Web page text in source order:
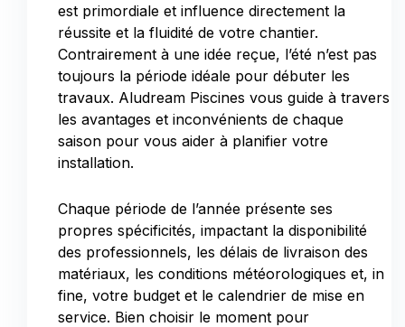
est primordiale et influence directement la
réussite et la fluidité de votre chantier.
Contrairement à une idée reçue, l’été n’est pas
toujours la période idéale pour débuter les
travaux. Aludream Piscines vous guide à travers
les avantages et inconvénients de chaque
saison pour vous aider à planifier votre
installation.
Chaque période de l’année présente ses
propres spécificités, impactant la disponibilité
des professionnels, les délais de livraison des
matériaux, les conditions météorologiques et, in
fine, votre budget et le calendrier de mise en
service. Bien choisir le moment pour